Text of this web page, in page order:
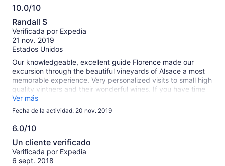
weather at all.
10.0/10
10.0
de
10
Randall S
Verificada por Expedia
21 nov. 2019
Estados Unidos
Our knowledgeable, excellent guide Florence made our
excursion through the beautiful vineyards of Alsace a most
memorable experience. Very personalized visits to small high
quality vintners and their wonderful wines. If you have time
while in Alsace I recommend this guided tour without
reservation.
Ver más
Fecha de la actividad: 20 nov. 2019
6.0/10
6.0
de
10
Un cliente verificado
Verificada por Expedia
6 sept. 2018